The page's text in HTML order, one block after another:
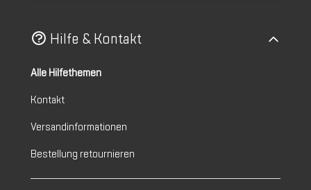
Hilfe & Kontakt
Alle Hilfethemen
Kontakt
Versandinformationen
Bestellung retournieren